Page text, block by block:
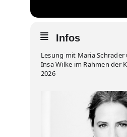
Infos
Lesung mit Maria
Insa Wilke im Rahmen der
2026